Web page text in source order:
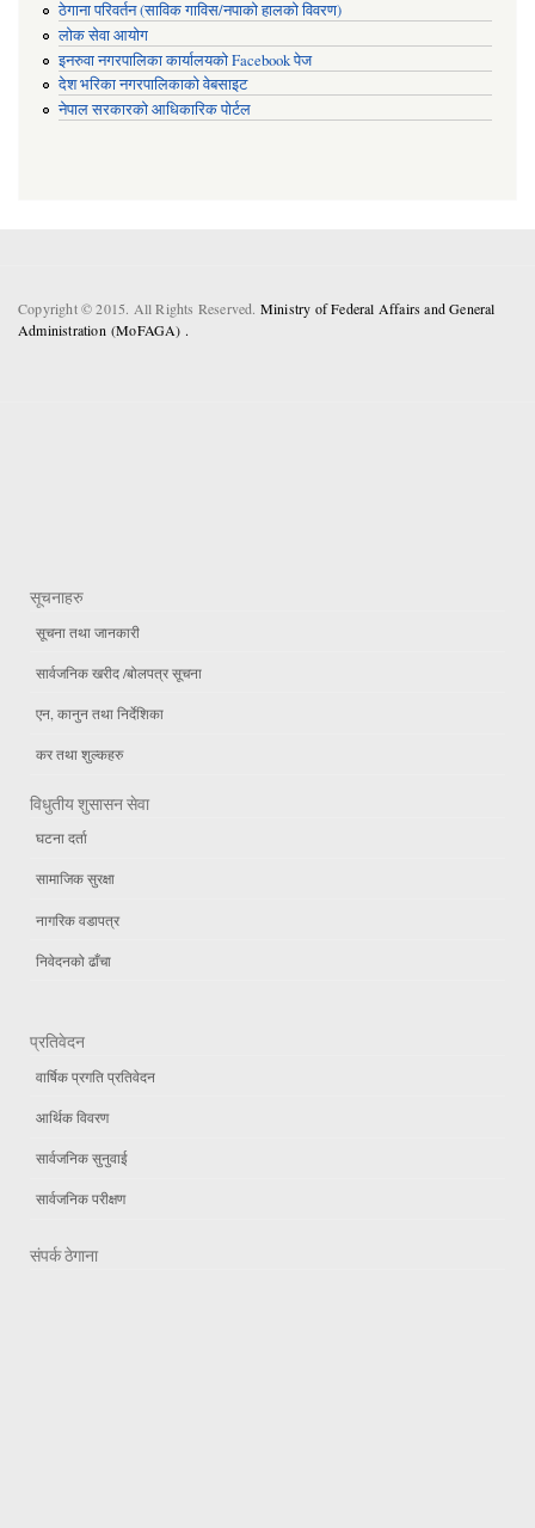
ठेगाना परिवर्तन (साविक गाविस/नपाको हालको विवरण)
लोक सेवा आयोग
इनरुवा नगरपालिका कार्यालयको Facebook पेज
देश भरिका नगरपालिकाको वेबसाइट
नेपाल सरकारको आधिकारिक पोर्टल
Copyright © 2015. All Rights Reserved. Ministry of Federal Affairs and General
Administration (MoFAGA) .
सूचनाहरु
सूचना तथा जानकारी
सार्वजनिक खरीद /बोलपत्र सूचना
एन, कानुन तथा निर्देशिका
कर तथा शुल्कहरु
विधुतीय शुसासन सेवा
घटना दर्ता
सामाजिक सुरक्षा
नागरिक वडापत्र
निवेदनको ढाँचा
प्रतिवेदन
वार्षिक प्रगति प्रतिवेदन
आर्थिक विवरण
सार्वजनिक सुनुवाई
सार्वजनिक परीक्षण
संपर्क ठेगाना